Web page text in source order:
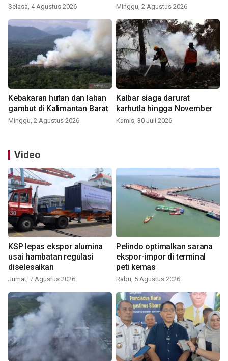
Selasa, 4 Agustus 2026 Minggu, 2 Agustus 2026
Kebakaran hutan dan lahan
gambut di Kalimantan Barat
Minggu, 2 Agustus 2026
Kalbar siaga darurat
karhutla hingga November
Kamis, 30 Juli 2026
Video
KSP lepas ekspor alumina
usai hambatan regulasi
diselesaikan
Jumat, 7 Agustus 2026
Pelindo optimalkan sarana
ekspor-impor di terminal
peti kemas
Rabu, 5 Agustus 2026